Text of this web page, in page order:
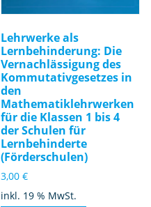
Lehrwerke als
Lernbehinderung: Die
Vernachlässigung des
Kommutativgesetzes in
den
Mathematiklehrwerken
für die Klassen 1 bis 4
der Schulen für
Lernbehinderte
(Förderschulen)
3,00€
inkl. 19 % MwSt.